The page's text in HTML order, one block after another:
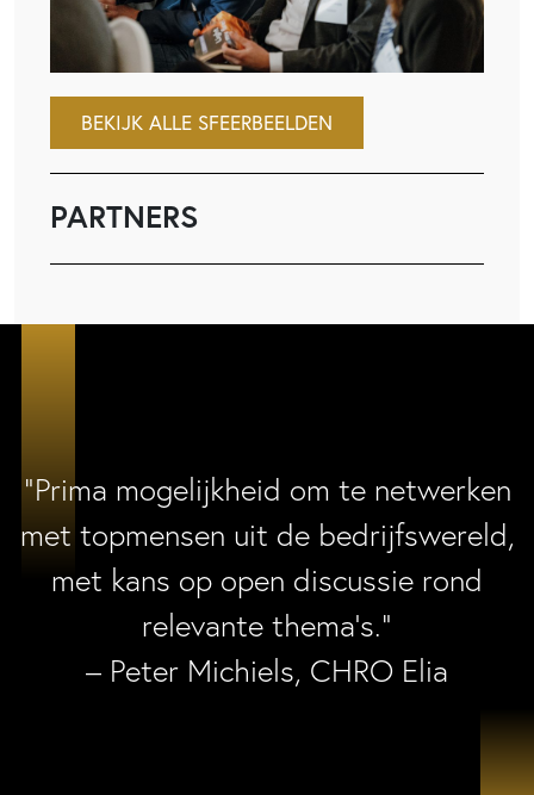
BEKIJK ALLE SFEERBEELDEN
PARTNERS
“Prima mogelijkheid om te netwerken
met topmensen uit de bedrijfswereld,
met kans op open discussie rond
relevante thema’s.”
– Peter Michiels, CHRO Elia